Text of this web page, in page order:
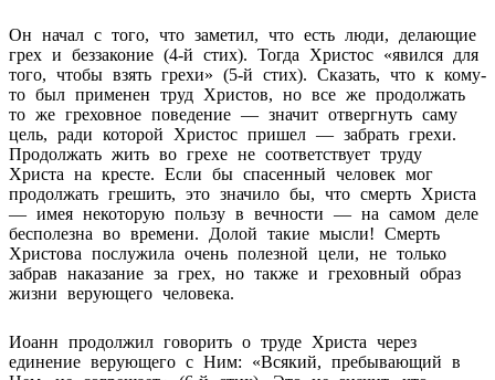
Он начал с того, что заметил, что есть люди, делающие
грех и беззаконие (4-й стих). Тогда Христос «явился для
того, чтобы взять грехи» (5-й стих). Сказать, что к кому-
то был применен труд Христов, но все же продолжать
то же греховное поведение — значит отвергнуть саму
цель, ради которой Христос пришел — забрать грехи.
Продолжать жить во грехе не соответствует труду
Христа на кресте. Если бы спасенный человек мог
продолжать грешить, это значило бы, что смерть Христа
— имея некоторую пользу в вечности — на самом деле
бесполезна во времени. Долой такие мысли! Смерть
Христова послужила очень полезной цели, не только
забрав наказание за грех, но также и греховный образ
жизни верующего человека.
Иоанн продолжил говорить о труде Христа через
единение верующего с Ним: «Всякий, пребывающий в